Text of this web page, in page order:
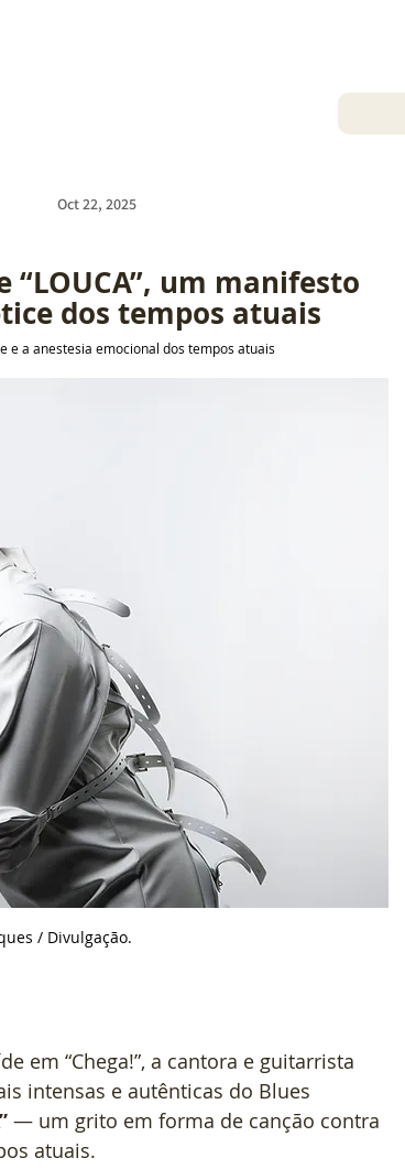
Oct 22, 2025
um manifesto
dos tempos atuais
e a anestesia emocional dos tempos atuais
/ Divulgação.
em “Chega!”, a cantora e guitarrista
intensas e autênticas do Blues
— um grito em forma de canção contra
atuais.